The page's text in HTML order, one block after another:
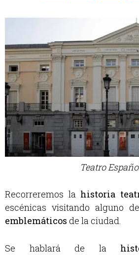
Teatro
Recorreremos la historia
escénicas visitando alguno
emblemáticos de la ciudad.
Se hablará de la